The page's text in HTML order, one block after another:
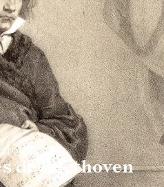
de Beethoven